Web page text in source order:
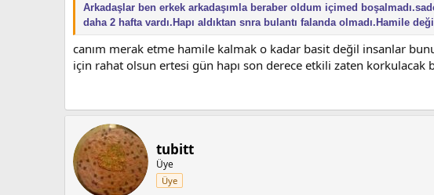
Arkadaşlar ben erkek arkadaşımla beraber oldum içimed
daha 2 hafta vardı.Hapı aldıktan snra bulantı falanda olmadı.Hamile
canım merak etme hamile kalmak o kadar basit değil insanlar
için rahat olsun ertesi gün hapı son derece etkili zaten korkulacak
tubitt
Üye
Üye